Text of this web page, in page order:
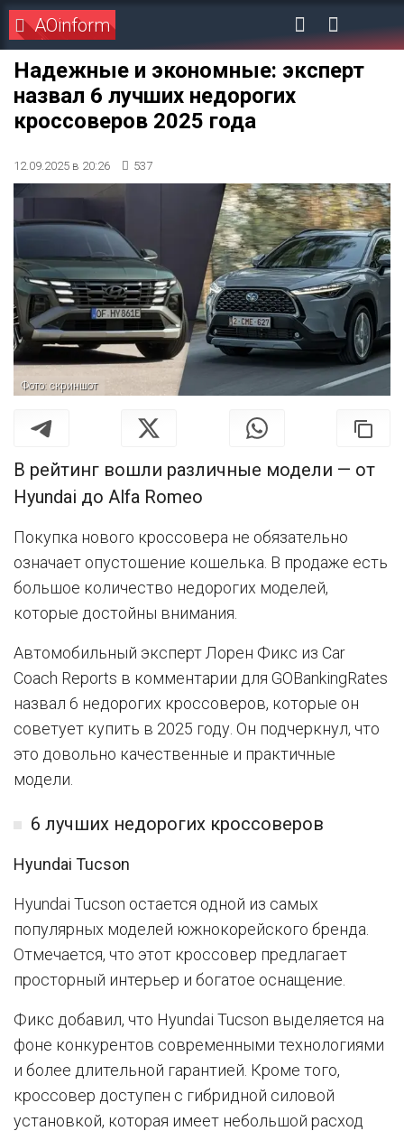
AOinform
Надежные и экономные: эксперт
назвал 6 лучших недорогих
кроссоверов 2025 года
12.09.2025 в 20:26 537
Фото: скриншот
В рейтинг вошли различные модели — от
Hyundai до Alfa Romeo
Покупка нового кроссовера не обязательно
означает опустошение кошелька. В продаже есть
большое количество недорогих моделей,
которые достойны внимания.
Автомобильный эксперт Лорен Фикс из Car
Coach Reports в комментарии для GOBankingRates
назвал 6 недорогих кроссоверов, которые он
советует купить в 2025 году. Он подчеркнул, что
это довольно качественные и практичные
модели.
6 лучших недорогих кроссоверов
Hyundai Tucson
Hyundai Tucson остается одной из самых
популярных моделей южнокорейского бренда.
Отмечается, что этот кроссовер предлагает
просторный интерьер и богатое оснащение.
Фикс добавил, что Hyundai Tucson выделяется на
фоне конкурентов современными технологиями
и более длительной гарантией. Кроме того,
кроссовер доступен с гибридной силовой
установкой, которая имеет небольшой расход